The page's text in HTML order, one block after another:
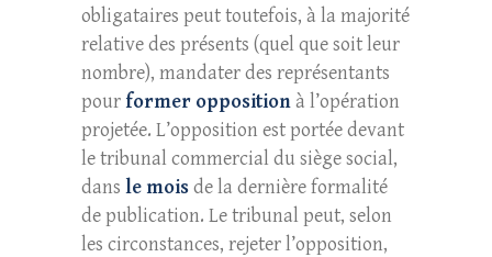
obligataires peut toutefois, à la majorité
relative des présents (quel que soit leur
nombre), mandater des représentants
pourformer oppositionà l’opération
projetée. L’opposition est portée devant
le tribunal commercial du siège social,
dans le moisde la dernière formalité
de publication. Le tribunal peut, selon
les circonstances, rejeter l’opposition,